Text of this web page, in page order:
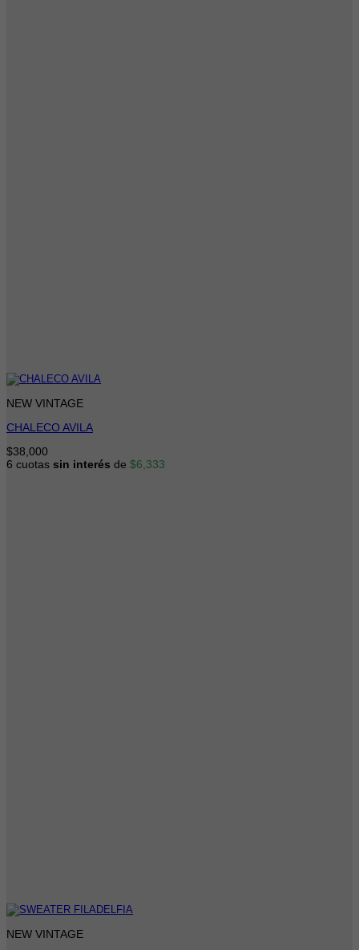
NEW VINTAGE
CHALECO AVILA
$38,000
6 cuotas sin interés de $6,333
NEW VINTAGE